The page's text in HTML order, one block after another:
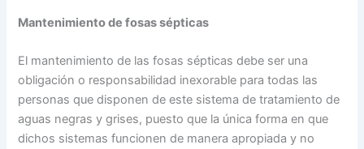
Mantenimiento de fosas sépticas
El mantenimiento de las fosas sépticas debe ser una
obligación o responsabilidad inexorable para todas las
personas que disponen de este sistema de tratamiento de
aguas negras y grises, puesto que la única forma en que
dichos sistemas funcionen de manera apropiada y no